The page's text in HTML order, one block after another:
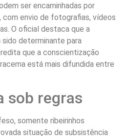
ser encaminhadas por
com envio de fotografias, vídeos
O oficial destaca que a
determinante para
que a conscientização
está mais difundida entre
sob regras
somente ribeirinhos
situação de subsistência